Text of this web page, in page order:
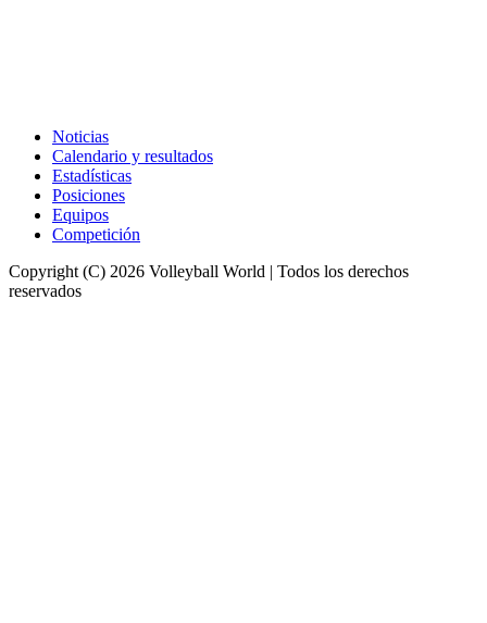
Noticias
Calendario y resultados
Estadísticas
Posiciones
Equipos
Competición
Copyright (C) 2026 Volleyball World | Todos los derechos
reservados